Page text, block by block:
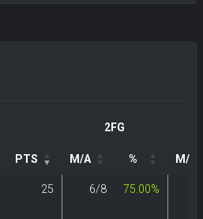
2FG
PTS M/A % M/A
25 6/8 75.00%